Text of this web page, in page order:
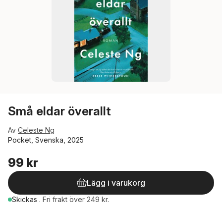
Små eldar överallt
Av Celeste Ng
Pocket, Svenska, 2025
99 kr
Lägg i varukorg
Skickas . Fri frakt över 249 kr.